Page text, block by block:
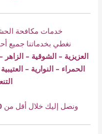
خدمات مكافحة
نغطي بخدماتنا جميع
العزيزية – الشوقية –
الحمراء – النوارية –
ونصل إليك خلال أقل من